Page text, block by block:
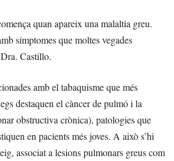
quan apareix una malaltia greu.
símptomes que moltes vegades
Castillo.
amb el tabaquisme que més
destaquen el càncer de pulmó i la
obstructiva crònica), patologies que
en pacients més joves. A això s’hi
associat a lesions pulmonars greus com